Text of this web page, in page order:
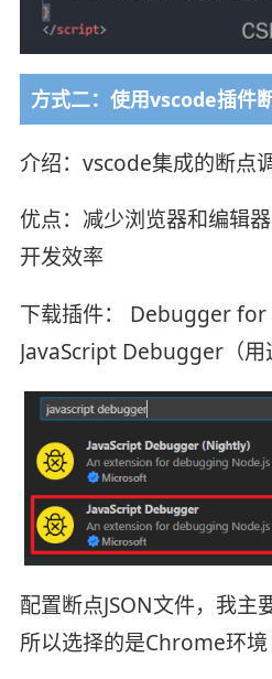
方式二：使用vscode插件
介绍：vscode集成的断点调
优点：减少浏览器和编辑
开发效率
下载插件： Debugger
JavaScript Debugger（用
配置断点JSON文件，我主
所以选择的是Chrome环境